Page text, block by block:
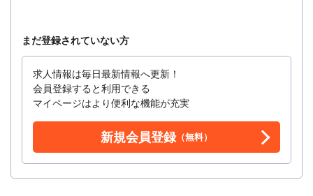
まだ登録されていない方
求人情報は毎日最新情報へ更新！
会員登録すると利用できる
マイページはより便利な機能が充実
新規会員登録（無料）